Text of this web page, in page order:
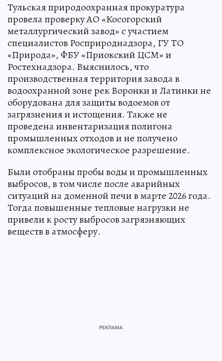
Тульская природоохранная прокуратура
провела проверку АО «Косогорский
металлургический завод» с участием
специалистов Росприроднадзора, ГУ ТО
«Природа», ФБУ «Приокский ЦСМ» и
Ростехнадзора. Выяснилось, что
производственная территория завода в
водоохранной зоне рек Воронки и Латинки не
оборудована для защиты водоемов от
загрязнения и истощения. Также не
проведена инвентаризация полигона
промышленных отходов и не получено
комплексное экологическое разрешение.
Были отобраны пробы воды и промышленных
выбросов, в том числе после аварийных
ситуаций на доменной печи в марте 2026 года.
Тогда повышенные тепловые нагрузки не
привели к росту выбросов загрязняющих
веществ в атмосферу.